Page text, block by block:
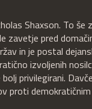
Shaxson. To še
zavetje pred
in je postal
izvoljenih
privilegirani.
proti